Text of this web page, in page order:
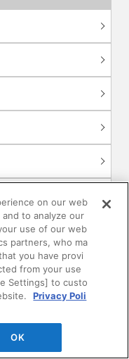
on our web
to analyze our
use of our web
partners, who ma
you have provi
from your use
Settings] to custo
Privacy Poli
OK